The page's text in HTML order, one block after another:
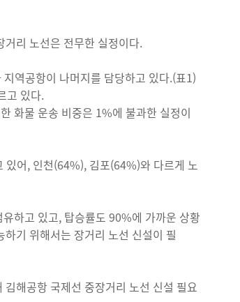
리 노선은 전무한 실정이다.
역공항이 나머지를 담당하고 있다.(표1)
고 있다.
화물 운송 비중은 1%에 불과한 실정이
있어, 인천(64%), 김포(64%)와 다르게 노
하고 있고, 탑승률도 90%에 가까운 상황
기 위해서는 장거리 노선 신설이 필
해공항 국제선 중장거리 노선 신설 필요